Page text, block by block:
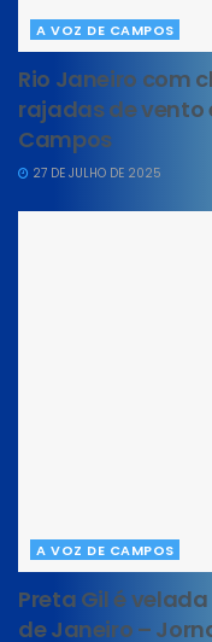
A VOZ DE CAMPOS
Rio Janeiro com
rajadas de vento
Campos
27 DE JULHO DE 2025
A VOZ DE CAMPOS
Preta Gil é
de Janeiro –